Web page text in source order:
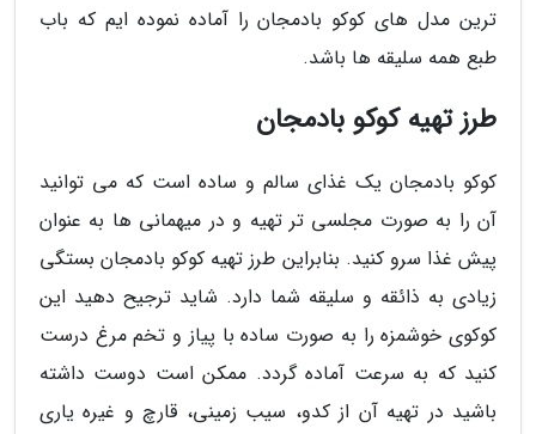
ترین مدل های کوکو بادمجان را آماده نموده ایم که باب
طبع همه سلیقه ها باشد.
طرز تهیه کوکو بادمجان
کوکو بادمجان یک غذای سالم و ساده است که می توانید
آن را به صورت مجلسی تر تهیه و در میهمانی ها به عنوان
پیش غذا سرو کنید. بنابراین طرز تهیه کوکو بادمجان بستگی
زیادی به ذائقه و سلیقه شما دارد. شاید ترجیح دهید این
کوکوی خوشمزه را به صورت ساده با پیاز و تخم مرغ درست
کنید که به سرعت آماده گردد. ممکن است دوست داشته
باشید در تهیه آن از کدو، سیب زمینی، قارچ و غیره یاری